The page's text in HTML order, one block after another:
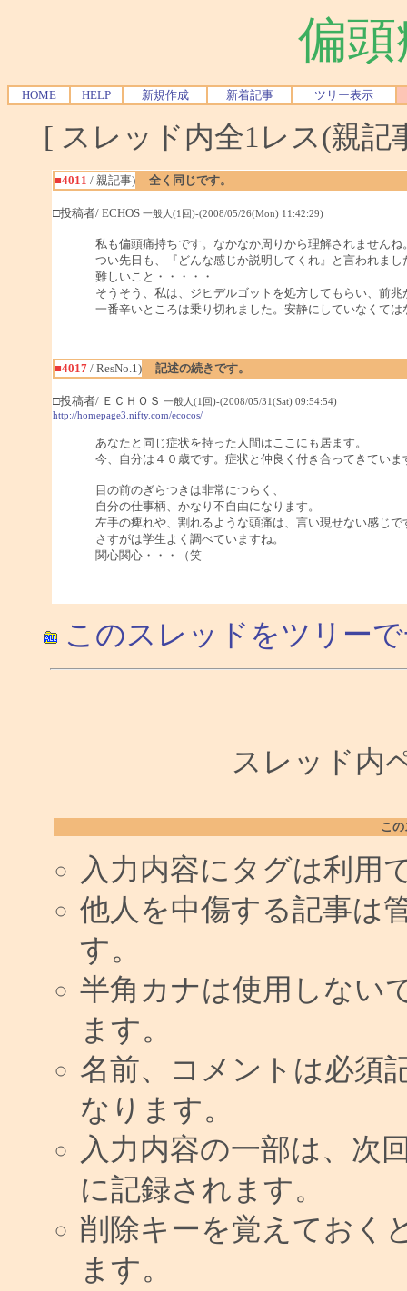
偏
HOME HELP 新規作成 新着記事 ツリー表示
[ スレッド内全1レス(親
■4011 / 親記事) 全く同じです。
□投稿者/ ECHOS 一般人(1回)-(2008/05/26(Mon) 11:42:29)
私も偏頭痛持ちです。なかなか周りから理解されませんね
つい先日も、『どんな感じか説明してくれ』と言われまし
難しいこと・・・・・
そうそう、私は、ジヒデルゴットを処方してもらい、前
一番辛いところは乗り切れました。安静にしていなくては
■4017/ ResNo.1) 記述の続きです。
□投稿者/ ＥＣＨＯＳ 一般人(1回)-(2008/05/31(Sat) 09:54:54)
http://homepage3.nifty.com/ecocos/
あなたと同じ症状を持った人間はここにも居ます。
今、自分は４０歳です。症状と仲良く付き合ってきていま
目の前のぎらつきは非常につらく、
自分の仕事柄、かなり不自由になります。
左手の痺れや、割れるような頭痛は、言い現せない感じで
さすがは学生よく調べていますね。
関心関心・・・（笑
このスレッドをツリー
スレッド内
こ
入力内容にタグは利用
他人を中傷する記事は
す。
半角カナは使用しない
ます。
名前、コメントは必須
なります。
入力内容の一部は、次
に記録されます。
削除キーを覚えておく
ます。